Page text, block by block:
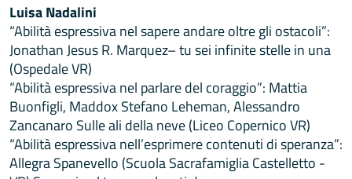
Luisa Nadalini
“Abilità espressiva nel sapere andare oltre gli ostacoli”:
Jonathan Jesus R. Marquez– tu sei infinite stelle in una
(Ospedale VR)
“Abilità espressiva nel parlare del coraggio”: Mattia
Buonfigli, Maddox Stefano Leheman, Alessandro
Zancanaro Sulle ali della neve (Liceo Copernico VR)
“Abilità espressiva nell’esprimere contenuti di speranza”:
Allegra Spanevello (Scuola Sacrafamiglia Castelletto -